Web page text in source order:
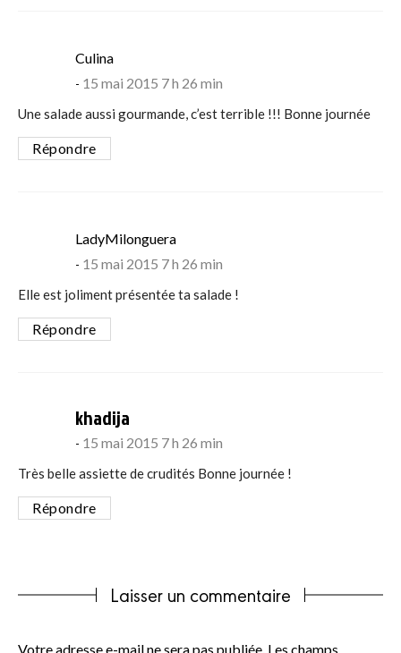
Culinasays:
15 mai 2015 7 h 26 min
Une salade aussi gourmande, c’est terrible !!! Bonne journée
Répondre
LadyMilonguerasays:
15 mai 2015 7 h 26 min
Elle est joliment présentée ta salade !
Répondre
khadija
15 mai 2015 7 h 26 min
Très belle assiette de crudités Bonne journée !
Répondre
Laisser un commentaire
Votre adresse e-mail ne sera pas publiée. Les champs